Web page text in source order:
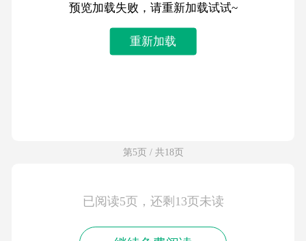
预览加载失败，请重新加载试试~
重新加载
第5页 / 共18页
已阅读5页，还剩13页未读